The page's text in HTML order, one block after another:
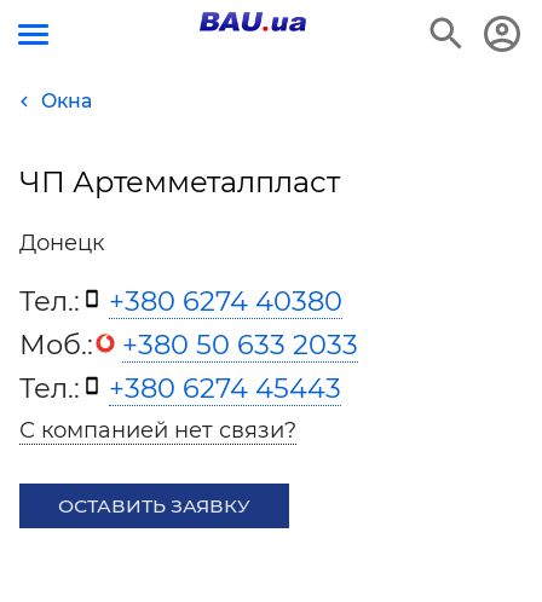
Окна
ЧП Артемметалпласт
Донецк
Тел.:
+380 6274 40380
Моб.:
+380 50 633 2033
Тел.:
+380 6274 45443
С компанией нет связи?
ОСТАВИТЬ ЗАЯВКУ